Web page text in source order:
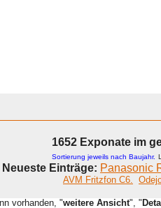
1652 Exponate im
Sortierung jeweils nach Baujahr.
Neueste Einträge: Panasonic
AVM Fritzfon C6.
vorhanden, "weitere Ansicht", "